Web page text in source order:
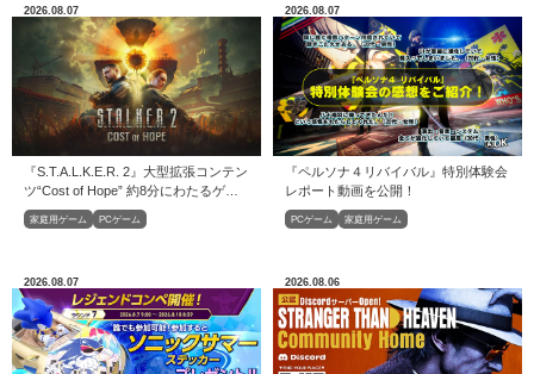
2026.08.07
家庭用ゲーム PCゲーム
『S.T.A.L.K.E.R. 2』大型拡張コンテン
ツ“Cost of Hope” 約8分にわたるゲー
ムプレイトレーラーが公開
2026.08.07
PCゲーム 家庭用ゲーム
『ペルソナ４リバイバル』特別体験会
レポート動画を公開！
2026.08.07 2026.08.06